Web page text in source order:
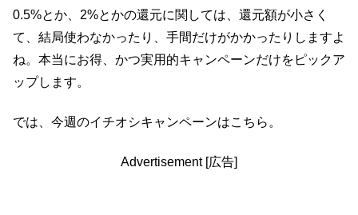
0.5%とか、2%とかの還元に関しては、還元額が小さく
て、結局使わなかったり、手間だけがかかったりしますよ
ね。本当にお得、かつ実用的キャンペーンだけをピックア
ップします。
では、今週のイチオシキャンペーンはこちら。
Advertisement [広告]